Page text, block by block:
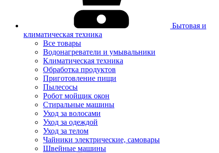
Бытовая и
климатическая техника
Все товары
Водонагреватели и умывальники
Климатическая техника
Обработка продуктов
Приготовление пищи
Пылесосы
Робот мойщик окон
Стиральные машины
Уход за волосами
Уход за одеждой
Уход за телом
Чайники электрические, самовары
Швейные машины